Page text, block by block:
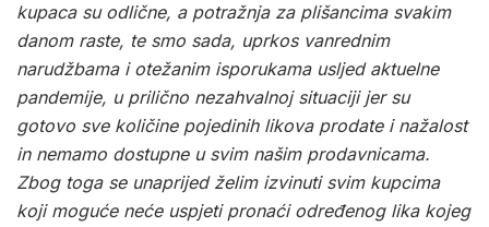
kupaca su odlične, a potražnja za plišancima svakim
danom raste, te smo sada, uprkos vanrednim
narudžbama i otežanim isporukama usljed aktuelne
pandemije, u prilično nezahvalnoj situaciji jer su
gotovo sve količine pojedinih likova prodate i nažalost
in nemamo dostupne u svim našim prodavnicama.
Zbog toga se unaprijed želim izvinuti svim kupcima
koji moguće neće uspjeti pronaći određenog lika kojeg